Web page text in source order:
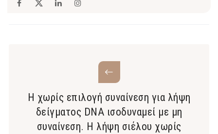
Η χωρίς επιλογή συναίνεση για λήψη
δείγματος DNA ισοδυναμεί με μη
συναίνεση. Η λήψη σιέλου χωρίς